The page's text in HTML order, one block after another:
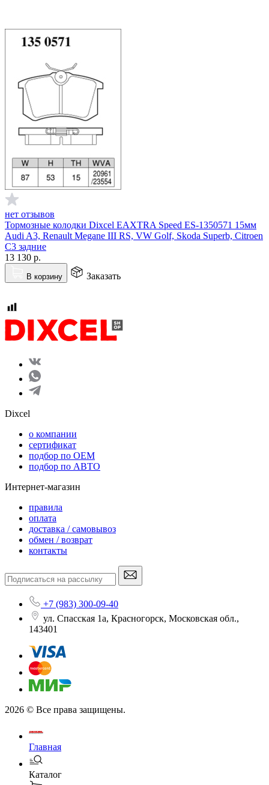
нет отзывов
Тормозные колодки Dixcel EAXTRA Speed ES-1350571 15мм
Audi A3, Renault Megane III RS, VW Golf, Skoda Superb, Citroen
C3 задние
13 130 р.
В корзину Заказать
Dixcel
o компании
сертификат
подбор по OEM
подбор по АВТО
Интернет-магазин
правила
оплата
доставка / самовывоз
обмен / возврат
контакты
+7 (983) 300-09-40
ул. Спасская 1а, Красногорск, Московская обл.,
143401
2026 © Все права защищены.
Главная
Каталог